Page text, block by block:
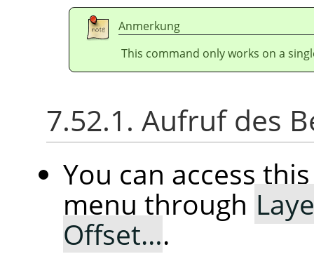
Anmerkung
This command only works on a
7.52.1. Aufruf des
You can access
menu through
Offset….